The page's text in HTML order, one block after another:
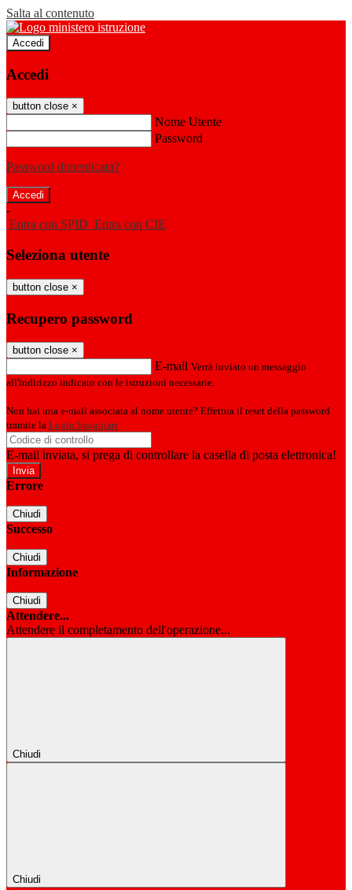
Salta al contenuto
Accedi
Accedi
button close ×
Nome Utente
Password
Password dimenticata?
-
Entra con SPID Entra con CIE
Seleziona utente
button close ×
Recupero password
button close ×
E-mail Verrà inviato un messaggio
all'indirizzo indicato con le istruzioni necessarie.
Non hai una e-mail associata al nome utente? Effettua il reset della password
tramite la Login Spaggiari
E-mail inviata, si prega di controllare la casella di posta elettronica!
Errore
Chiudi
Successo
Chiudi
Informazione
Chiudi
Attendere...
Attendere il completamento dell'operazione...
Chiudi
Chiudi